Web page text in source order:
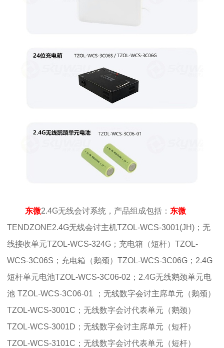
东微2.4G无线会讨系统，产品组成包括： 东微
TENDZONE2.4G无线会讨主机TZOL-WCS-3001(JH)；无
线接收单元TZOL-WCS-324G；充电箱（短杆）TZOL-
WCS-3C06S；充电箱（鹅颈）TZOL-WCS-3C06G；2.4G
短杆单元电池TZOL-WCS-3C06-02；2.4G无线鹅颈单元电
池 TZOL-WCS-3C06-01
；无线数字会讨主席单元（鹅颈）
TZOL-WCS-3001C；无线数字会讨代表单元（鹅颈）
TZOL-WCS-3001D；无线数字会讨主席单元（短杆）
TZOL-WCS-3101C；无线数字会讨代表单元（短杆）